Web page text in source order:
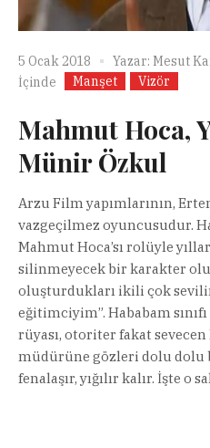
5 Ocak 2018 Yazar: Mesut
İçinde
Manşet Vizör
Mahmut Hoca,
Münir Özkul
Arzu Film yapımlarının,
vazgeçilmez oyuncusudur.
Mahmut Hoca’sı rolüyle
silinmeyecek bir karakter
oluşturdukları ikili çok
eğitimciyim”. Hababam
rüyası, otoriter fakat
müdürüne gözleri dolu dolu
fenalaşır, yığılır kalır. İşte o